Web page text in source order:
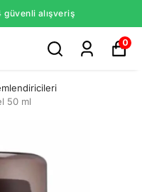
güvenli alışveriş
0
50 ml